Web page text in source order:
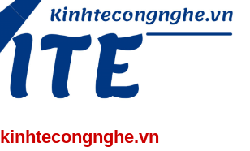
kinhtecongnghe.vn